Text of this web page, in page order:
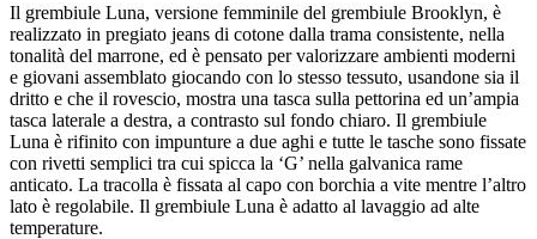
Il grembiule Luna, versione femminile del grembiule Brooklyn, è
realizzato in pregiato jeans di cotone dalla trama consistente, nella
tonalità del marrone, ed è pensato per valorizzare ambienti moderni
e giovani assemblato giocando con lo stesso tessuto, usandone sia il
dritto e che il rovescio, mostra una tasca sulla pettorina ed un’ampia
tasca laterale a destra, a contrasto sul fondo chiaro. Il grembiule
Luna è rifinito con impunture a due aghi e tutte le tasche sono fissate
con rivetti semplici tra cui spicca la ‘G’ nella galvanica rame
anticato. La tracolla è fissata al capo con borchia a vite mentre l’altro
lato è regolabile. Il grembiule Luna è adatto al lavaggio ad alte
temperature.